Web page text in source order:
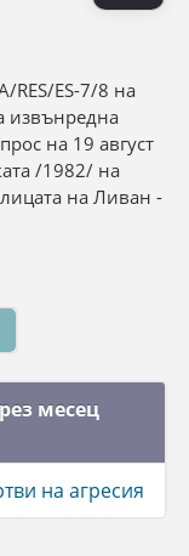
RES/ES-7/8 на
извънредна
на 19 август
/1982/ на
на Ливан -
месец
на агресия